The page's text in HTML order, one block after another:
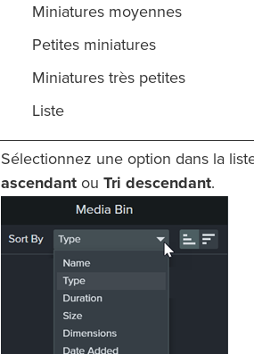
Miniatures moyennes
Petites miniatures
Miniatures très petites
Liste
Sélectionnez une option dans la
ascendant ou Tri descendant.